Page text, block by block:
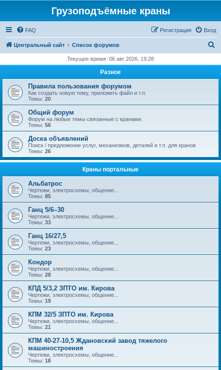
Грузоподъёмные краны
FAQ Вход
Регистрация
Центральный сайт Список форумов
с
Текущее время: 06 авг 2026, 19:28
Разное
Правила пользования форумом
Как создать новую тему, приложить файл и т.п.
Темы: 20
Общий форум
Форум на любые темы связанные с кранами.
Темы: 56
Доска объявлений
Поиск / предложение услуг, механизмов, деталей и т.п. для кранов
Темы: 26
Краны портальные
Альбатрос
Чертежи, электросхемы, общение...
Темы: 85
Ганц 5/6–30
Чертежи, электросхемы, общение...
Темы: 33
Ганц 16/27,5
Чертежи, электросхемы, общение...
Темы: 23
Кондор
Чертежи, электросхемы, общение...
Темы: 28
КПД 5/3,2 ЗПТО им. Кирова
Чертежи, электросхемы, общение...
Темы: 19
КПМ 32/5 ЗПТО им. Кирова
Чертежи, электросхемы, общение...
Темы: 21
КПМ 40-27-10,5 Ждановский завод тяжелого
машиностроения
Чертежи, электросхемы, общение...
Темы: 18